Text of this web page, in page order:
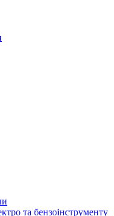
та бензоінструменту